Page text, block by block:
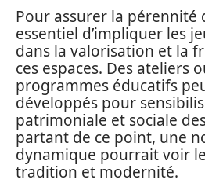
Pour assurer la pérennité
essentiel d’impliquer les
dans la valorisation et la
ces espaces. Des ateliers
programmes éducatifs
développés pour
patrimoniale et sociale
partant de ce point, une
dynamique pourrait voir
tradition et modernité.